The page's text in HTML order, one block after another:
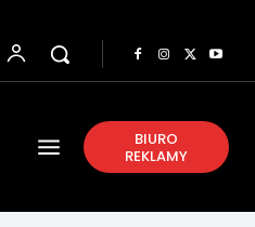
BIURO
REKLAMY